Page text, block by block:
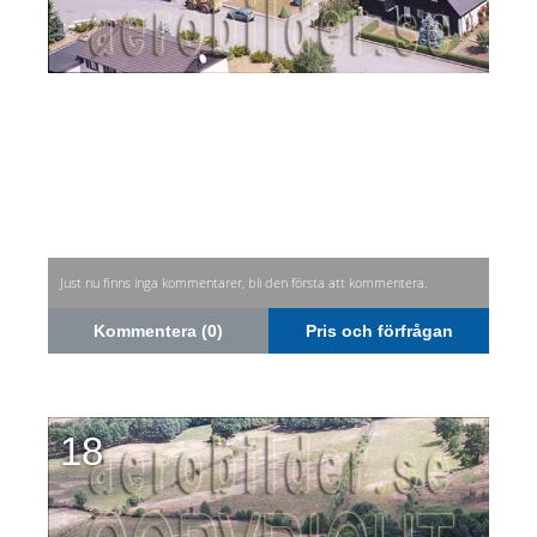
Just nu finns inga kommentarer, bli den första att kommentera.
Kommentera (0) Pris och förfrågan
18